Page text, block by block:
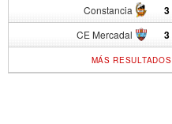
Constancia 3
CE Mercadal 3
MÁS RESULTADOS